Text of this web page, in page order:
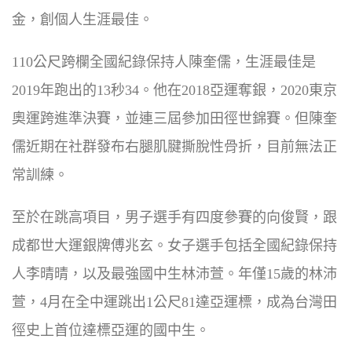
金，創個人生涯最佳。
110公尺跨欄全國紀錄保持人陳奎儒，生涯最佳是
2019年跑出的13秒34。他在2018亞運奪銀，2020東京
奧運跨進準決賽，並連三屆參加田徑世錦賽。但陳奎
儒近期在社群發布右腿肌腱撕脫性骨折，目前無法正
常訓練。
至於在跳高項目，男子選手有四度參賽的向俊賢，跟
成都世大運銀牌傅兆玄。女子選手包括全國紀錄保持
人李晴晴，以及最強國中生林沛萱。年僅15歲的林沛
萱，4月在全中運跳出1公尺81達亞運標，成為台灣田
徑史上首位達標亞運的國中生。